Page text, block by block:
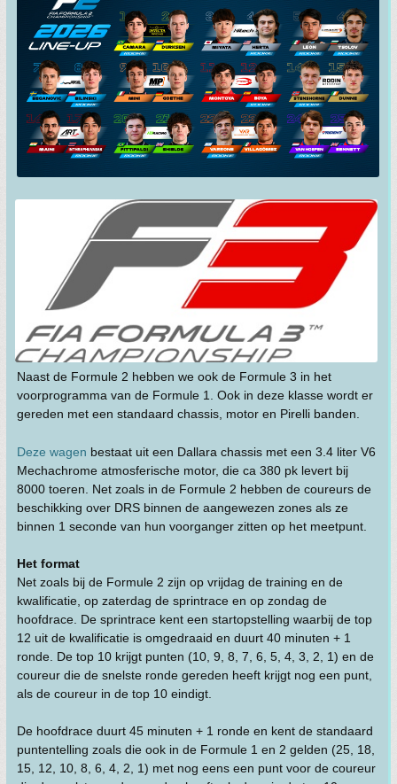
Naast de Formule 2 hebben we ook de Formule 3 in het
voorprogramma van de Formule 1. Ook in deze klasse wordt er
gereden met een standaard chassis, motor en Pirelli banden.
Deze wagen bestaat uit een Dallara chassis met een 3.4 liter V6
Mechachrome atmosferische motor, die ca 380 pk levert bij
8000 toeren. Net zoals in de Formule 2 hebben de coureurs de
beschikking over DRS binnen de aangewezen zones als ze
binnen 1 seconde van hun voorganger zitten op het meetpunt.
Het format
Net zoals bij de Formule 2 zijn op vrijdag de training en de
kwalificatie, op zaterdag de sprintrace en op zondag de
hoofdrace. De sprintrace kent een startopstelling waarbij de top
12 uit de kwalificatie is omgedraaid en duurt 40 minuten + 1
ronde. De top 10 krijgt punten (10, 9, 8, 7, 6, 5, 4, 3, 2, 1) en de
coureur die de snelste ronde gereden heeft krijgt nog een punt,
als de coureur in de top 10 eindigt.
De hoofdrace duurt 45 minuten + 1 ronde en kent de standaard
puntentelling zoals die ook in de Formule 1 en 2 gelden (25, 18,
15, 12, 10, 8, 6, 4, 2, 1) met nog eens een punt voor de coureur